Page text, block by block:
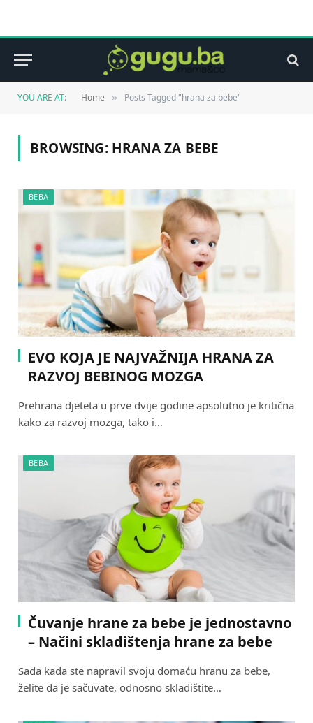
YOU ARE AT: Home » Posts Tagged "hrana za bebe"
BROWSING: HRANA ZA BEBE
BEBA
EVO KOJA JE NAJVAŽNIJA HRANA ZA
RAZVOJ BEBINOG MOZGA
Prehrana djeteta u prve dvije godine apsolutno je kritična
kako za razvoj mozga, tako i…
BEBA
Čuvanje hrane za bebe je jednostavno
– Načini skladištenja hrane za bebe
Sada kada ste napravil svoju domaću hranu za bebe,
želite da je sačuvate, odnosno skladištite…